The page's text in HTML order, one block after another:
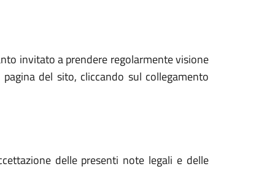
invitato a prendere regolarmente visione
del sito, cliccando sul collegamento
delle presenti note legali e delle